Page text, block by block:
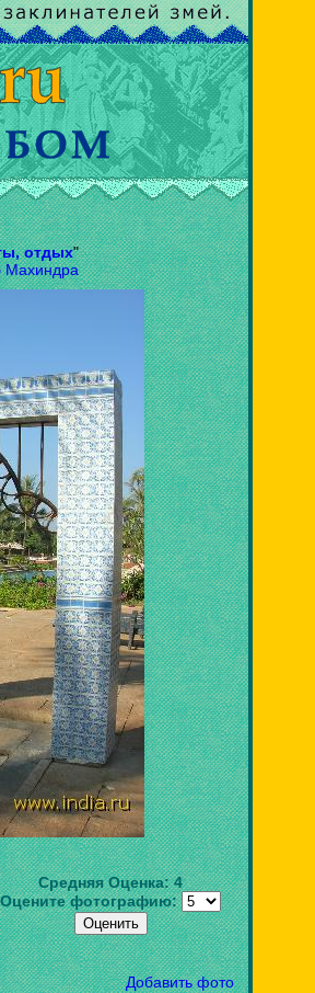
отдых"
Махиндра
Средняя Оценка:4
Оцените фотографию:
Добавить фото